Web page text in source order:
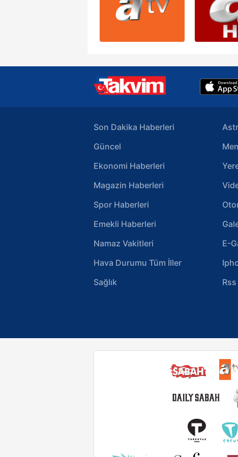
Son Dakika Haberleri
Güncel
Ekonomi Haberleri
Magazin Haberleri
Spor Haberleri
Emekli Haberleri
Namaz Vakitleri
Hava Durumu Tüm İller
Sağlık
E-
Rss